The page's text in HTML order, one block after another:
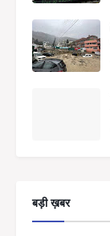
बड़ी ख़बर